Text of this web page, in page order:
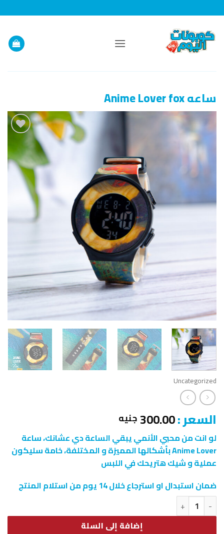
للمحتوى
ساعه Anime Lover fox
إضافة
إلى
قائمة
الرغبات
Uncategorized
السعر :300.00 جنيه
لو انت من محبي الأنمي يبقي الساعة دي عشانك، ساعة
Anime Lover بأشكالها المميزة و المختلفة، خامة سليكون
عملية و شيك هتريحك في اللبس
ضمان استبدال او استرجاع خلال 14 يوم من استلام المنتج
كمية ساعه Anime Lover fox
إضافة إلى السلة